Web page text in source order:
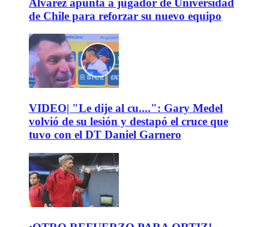
Álvarez apunta a jugador de Universidad
de Chile para reforzar su nuevo equipo
VIDEO| "Le dije al cu....": Gary Medel
volvió de su lesión y destapó el cruce que
tuvo con el DT Daniel Garnero